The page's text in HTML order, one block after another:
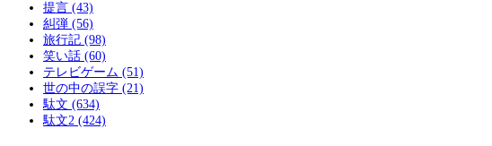
提言 (43)
糾弾 (56)
旅行記 (98)
笑い話 (60)
テレビゲーム (51)
世の中の誤字 (21)
駄文 (634)
駄文2 (424)